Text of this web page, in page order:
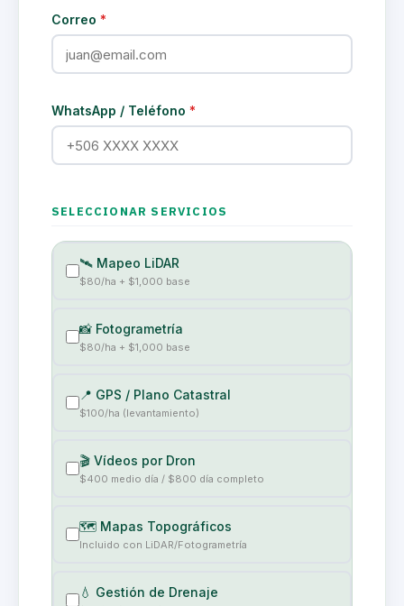
Correo *
WhatsApp / Teléfono *
SELECCIONAR SERVICIOS
🛰️ Mapeo LiDAR
$80/ha + $1,000 base
📸 Fotogrametría
$80/ha + $1,000 base
📍 GPS / Plano Catastral
$100/ha (levantamiento)
🎬 Vídeos por Dron
$400 medio día / $800 día completo
🗺️ Mapas Topográficos
Incluido con LiDAR/Fotogrametría
💧 Gestión de Drenaje